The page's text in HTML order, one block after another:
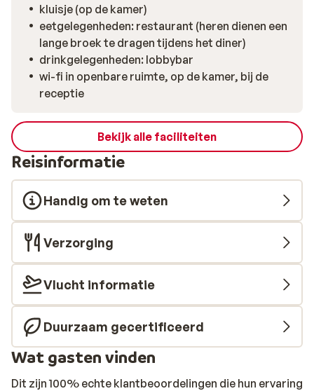
kluisje (op de kamer)
eetgelegenheden: restaurant (heren dienen een
lange broek te dragen tijdens het diner)
drinkgelegenheden: lobbybar
wi-fi in openbare ruimte, op de kamer, bij de
receptie
Bekijk alle faciliteiten
Reisinformatie
Handig om te weten
Verzorging
Vlucht informatie
Duurzaam gecertificeerd
Wat gasten vinden
Dit zijn 100% echte klantbeoordelingen die hun ervaring